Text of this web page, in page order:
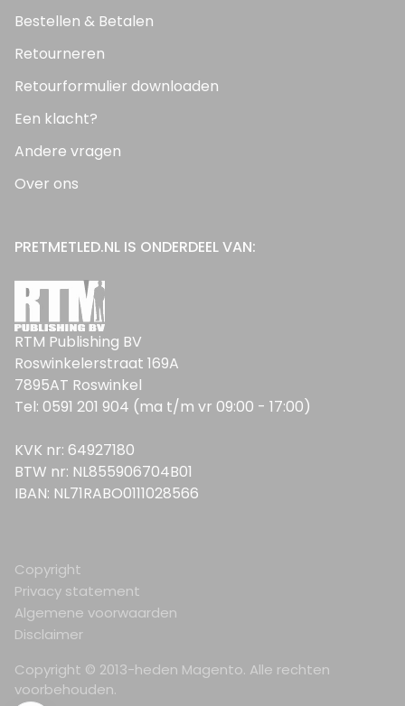
Bestellen & Betalen
Retourneren
Retourformulier downloaden
Een klacht?
Andere vragen
Over ons
PRETMETLED.NL IS ONDERDEEL VAN:
RTM Publishing BV
Roswinkelerstraat 169A
7895AT Roswinkel
Tel: 0591 201 904 (ma t/m vr 09:00 - 17:00)
KVK nr: 64927180
BTW nr: NL855906704B01
IBAN: NL71RABO0111028566
Copyright © 2013-heden Magento. Alle rechten
voorbehouden.
Copyright
Privacy statement
Algemene voorwaarden
Disclaimer